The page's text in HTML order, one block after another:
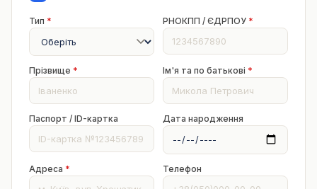
Тип * РНОКПП / ЄДРПОУ *
Прізвище * Ім'я та по батькові *
Паспорт / ID-картка Дата народження
Адреса * Телефон